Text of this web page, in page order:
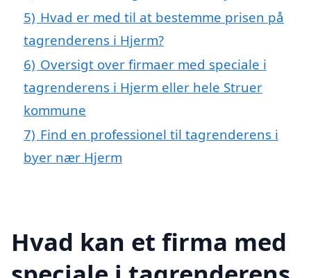
5) Hvad er med til at bestemme prisen på
tagrenderens i Hjerm?
6) Oversigt over firmaer med speciale i
tagrenderens i Hjerm eller hele Struer
kommune
7) Find en professionel til tagrenderens i
byer nær Hjerm
Hvad kan et firma med